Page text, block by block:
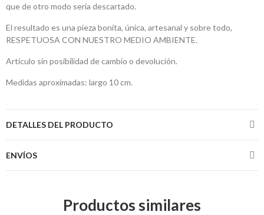
que de otro modo sería descartado.
El resultado es una pieza bonita, única, artesanal y sobre todo,
RESPETUOSA CON NUESTRO MEDIO AMBIENTE.
Artículo sin posibilidad de cambio o devolución.
Medidas aproximadas: largo 10 cm.
DETALLES DEL PRODUCTO
ENVÍOS
Productos similares